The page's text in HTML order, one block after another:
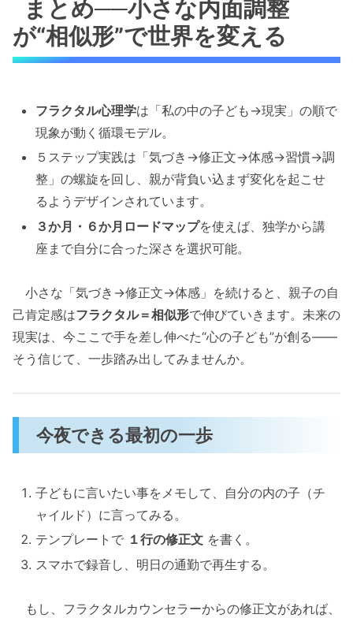
まとめ──小さな内面調整
が“相似形”で世界を変える
フラクタル心理学は「私の中の子ども→現実」の順で
現象が動く循環モデル。
５ステップ実践は「気づき→修正文→体感→習慣→調
整」の螺旋を回し、親が背負い込まず変化を起こせ
るようデザインされています。
３か月・６か月ロードマップを使えば、独学から講
座まで自分に合った深さを選択可能。
小さな「気づき→修正文→体感」を続けると、親子の自
己肯定感はフラクタル＝相似形で伸びていきます。未来の
現実は、今ここで手を差し伸べた“心の子ども”が創る――
そう信じて、一歩踏み出してみませんか。
今夜できる最初の一歩
子どもに言いたい事をメモして、自分の内の子（チ
ャイルド）に言ってみる。
テンプレートで １行の修正文 を書く。
スマホで録音し、明日の通勤で再生する。
もし、フラクタルカウンセラーからの修正文があれば、